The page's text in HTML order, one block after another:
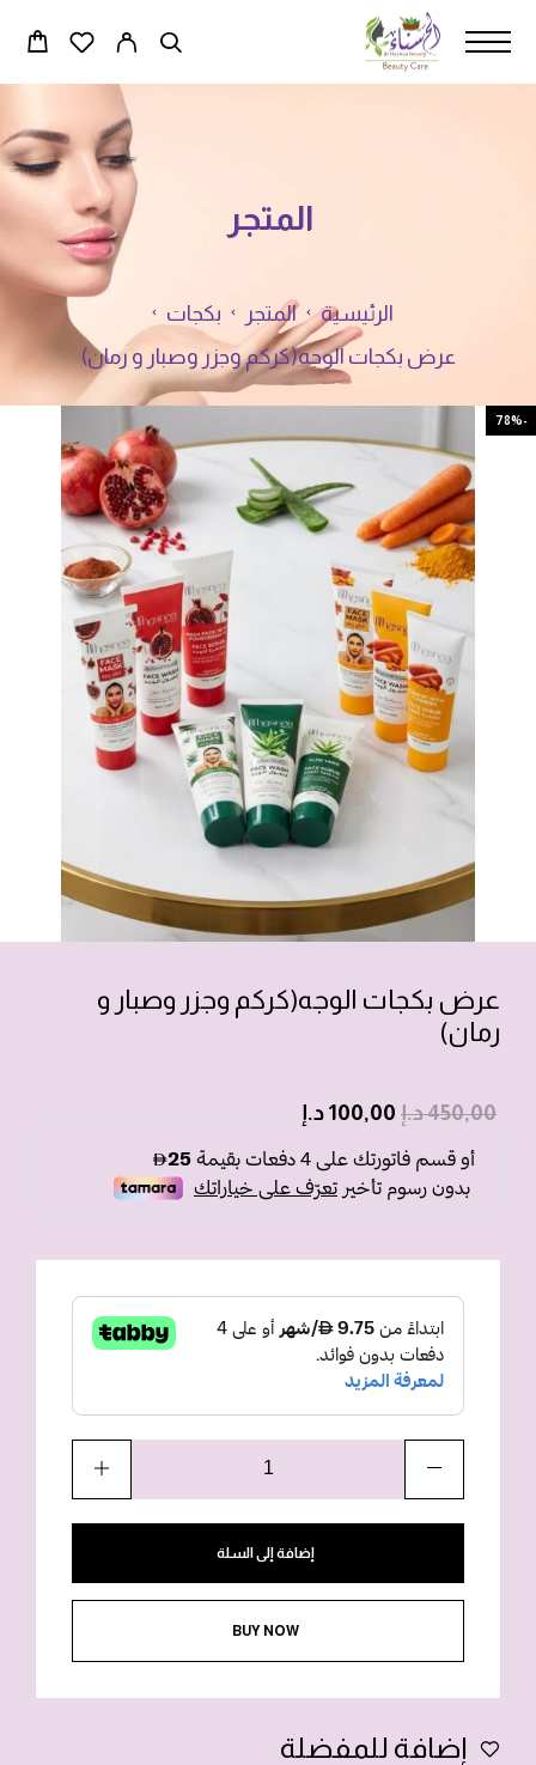
المتجر
الرئيسية المتجر
بكجات
عرض بكجات الوجه(كركم وجزر وصبار و رمان)
-78%
عرض بكجات الوجه(كركم وجزر وصبار و
رمان)
450,00د.إ 100,00 د.إ
إضافة إلى السلة
BUY NOW
إضافة للمفضلة